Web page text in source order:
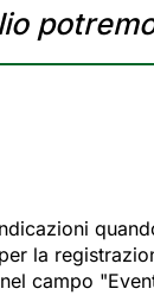
la
campo